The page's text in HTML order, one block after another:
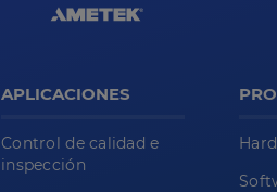
APLICACIONES
Control de calidad e
inspección